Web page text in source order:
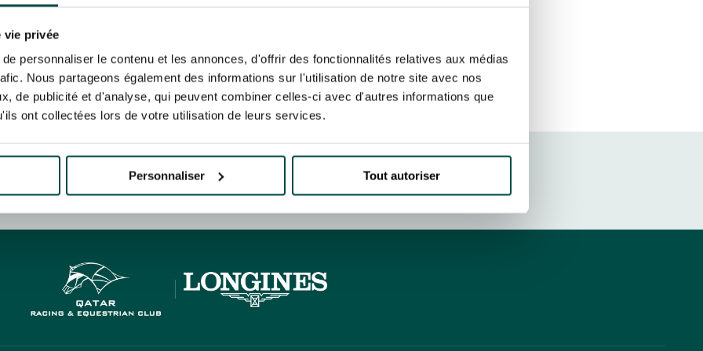
vie privée
personnaliser le contenu et les annonces, d'offrir des fonctionnalités relatives aux médias
Nous partageons également des informations sur l'utilisation de notre site avec nos
de publicité et d'analyse, qui peuvent combiner celles-ci avec d'autres informations que
ont collectées lors de votre utilisation de leurs services.
Personnaliser Tout autoriser
- 14TH JULY
BTOB – ENTERPRISES DRESS CODE
SUBSCRIBE
at any time by using the “unsubscribe” link displayed in the newsletter.Find out moreabout how your data and
ET ÉVÉNEMENTS